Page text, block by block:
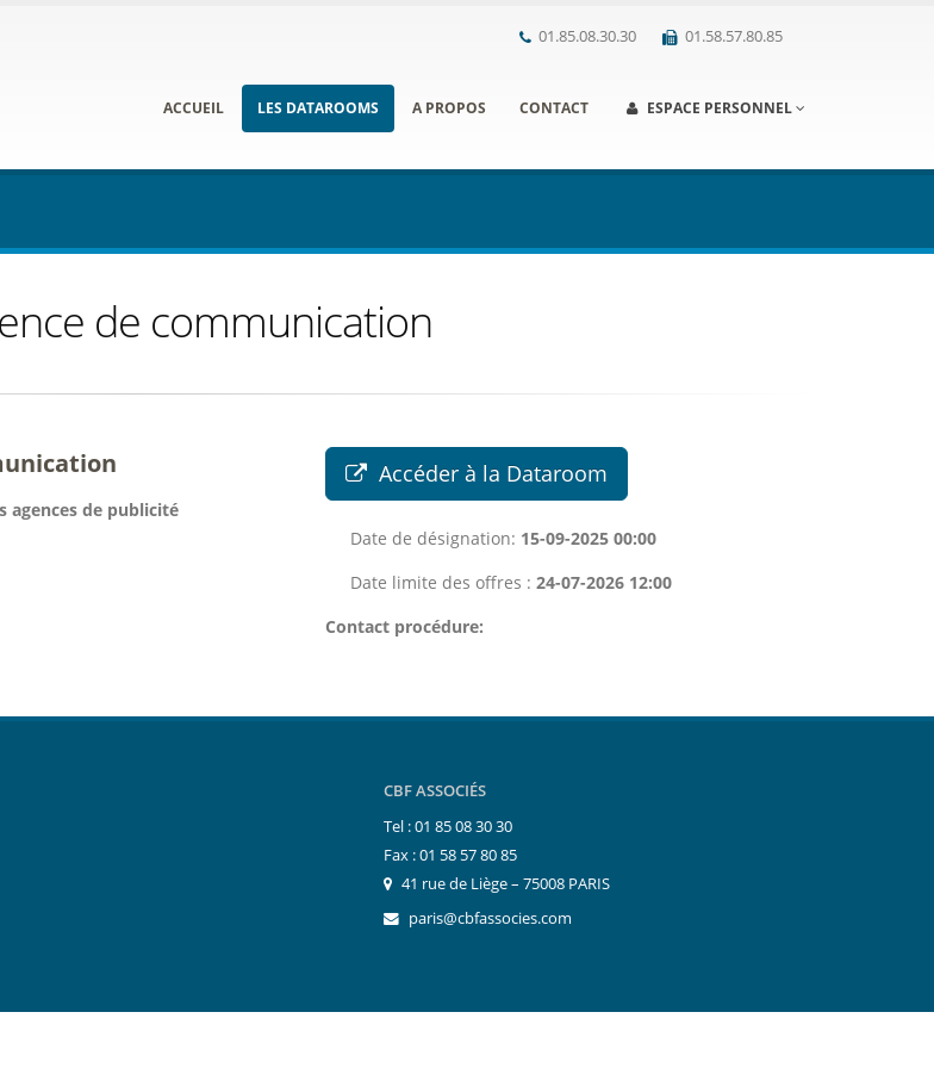
01.85.08.30.30 01.58.57.80.85
ACCUEIL LES DATAROOMS A PROPOS CONTACT ESPACE PERSONNEL
de communication
agences de publicité
Accéder à la Dataroom
Date de désignation: 15-09-2025 00:00
Date limite des offres :24-07-2026 12:00
Contact procédure:
CBF ASSOCIÉS
Tel : 01 85 08 30 30
Fax : 01 58 57 80 85
41 rue de Liège – 75008 PARIS
paris@cbfassocies.com